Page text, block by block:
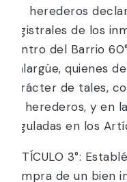
herederos
registrales de los
dentro del Barrio
Malargüe,
carácter de tales,
de herederos, y
reguladas en los
ARTÍCULO 3°:
compra de un bien